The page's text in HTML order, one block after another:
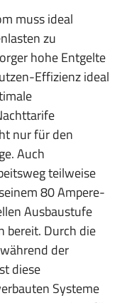
muss ideal
zu
hohe Entgelte
Effizienz ideal
nur für den
Auch
teilweise
80 Ampere-
Ausbaustufe
Durch die
der
diese
Systeme